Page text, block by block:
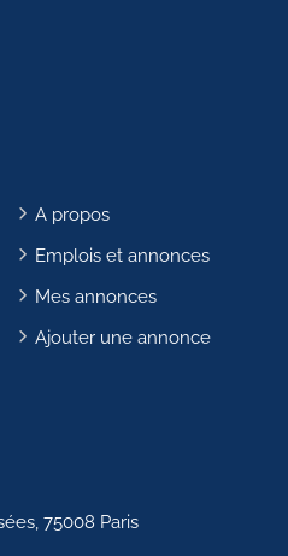
A propos
Emplois et annonces
Mes annonces
Ajouter une annonce
75008 Paris